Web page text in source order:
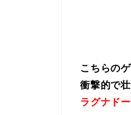
こちらの
衝撃的で
ラグナド